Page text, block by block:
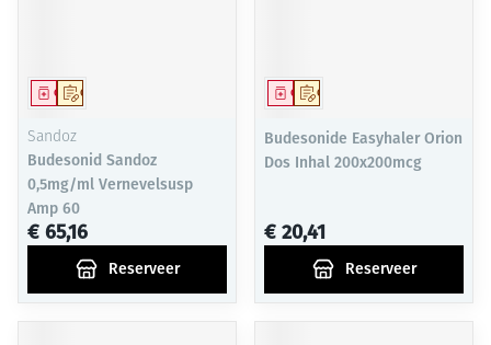
Op voorschrift
Geneesmiddel
Sandoz
Budesonid Sandoz
0,5mg/ml Vernevelsusp
Amp 60
€ 65,16
Reserveer
Op voorschrift
Geneesmiddel
Budesonide Easyhaler Orion
Dos Inhal 200x200mcg
€ 20,41
Reserveer